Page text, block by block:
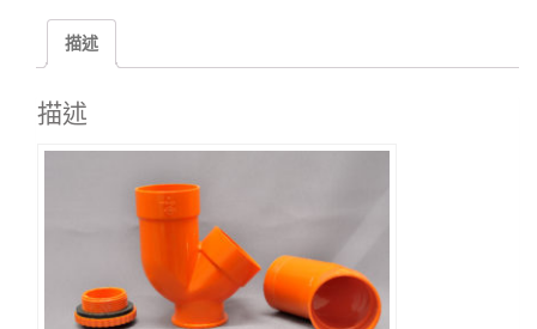
描述
描述